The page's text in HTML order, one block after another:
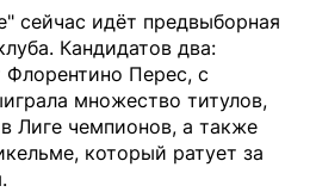
сейчас идёт предвыборная
Кандидатов два:
Перес, с
множество титулов,
Лиге чемпионов, а также
который ратует за